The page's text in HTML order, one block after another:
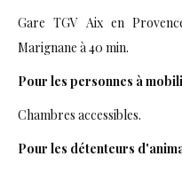
Gare TGV Aix en
Marignane à 40 min.
Pour les personnes à
Chambres accessibles.
Pour les détenteurs